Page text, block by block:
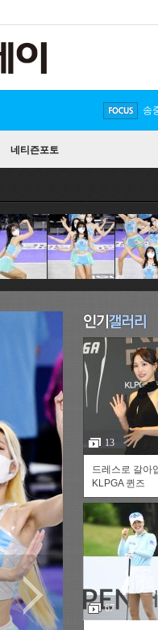
네티즌포토
FOCUS
방탄소년단
손흥민
유아인
송
13
드레스로 갈아
KLPGA 퀸즈
67